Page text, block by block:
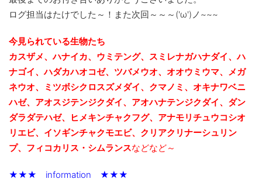
ログ担当はたけでした～！また次回～～～('ω')ノ~~~
今見られている生物たち
カスザメ、ハナイカ、ウミテング、スミレナガハナダイ、ハ
ナゴイ、ハダカハオコゼ、ツバメウオ、オオウミウマ、メガ
ネウオ、ミツボシクロスズメダイ、クマノミ、オキナワベニ
ハゼ、アオスジテンジクダイ、 アオハナテンジクダイ、ダン
ダラダテハゼ、ヒメキンチャクフグ、アナモリチュウコシオ
リエビ、 イソギンチャクモエビ、クリアクリナーシュリン
プ、フィコカリス・シムランスなどなど～
★★★ information ★★★